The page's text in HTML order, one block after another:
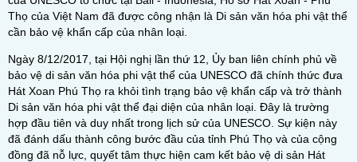
Thọ của Việt Nam đã được công nhận là Di sản văn hóa phi vật thể
cần bảo vệ khẩn cấp của nhân loại.
Ngày 8/12/2017, tại Hội nghị lần thứ 12, Ủy ban liên chính phủ về
bảo vệ di sản văn hóa phi vật thể của UNESCO đã chính thức đưa
Hát Xoan Phú Thọ ra khỏi tình trạng bảo vệ khẩn cấp và trở thành
Di sản văn hóa phi vật thể đại diện của nhân loại. Đây là trường
hợp đầu tiên và duy nhất trong lịch sử của UNESCO. Sự kiện này
đã đánh dấu thành công bước đầu của tỉnh Phú Thọ và của cộng
đồng đã nỗ lực, quyết tâm thực hiện cam kết bảo vệ di sản Hát